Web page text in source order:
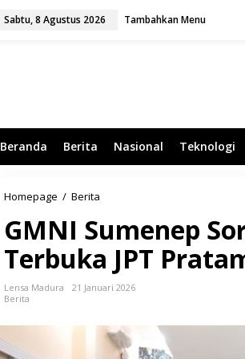
Sabtu, 8 Agustus 2026 Tambahkan Menu
Beranda Berita Nasional Teknologi
Homepage / Berita
N
I
S
u
m
e
p
GMNI Sumenep
Terbuka JPT
Lensa Madura
21 Januari 2026
Berita